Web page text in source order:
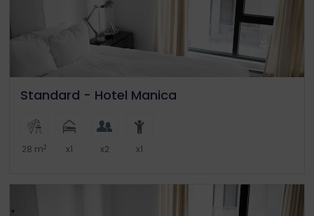
Standard - Hotel Manica
28 m2 x1 x2 x1